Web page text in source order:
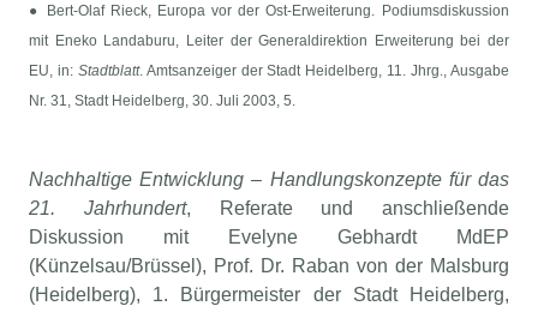
● Bert-Olaf Rieck, Europa vor der Ost-Erweiterung. Podiumsdiskussion
mit Eneko Landaburu, Leiter der Generaldirektion Erweiterung bei der
EU, in:Stadtblatt. Amtsanzeiger der Stadt Heidelberg, 11. Jhrg., Ausgabe
Nr. 31, Stadt Heidelberg, 30. Juli 2003, 5.
Nachhaltige Entwicklung – Handlungskonzepte für das
21. Jahrhundert, Referate und anschließende
Diskussion mit Evelyne Gebhardt MdEP
(Künzelsau/Brüssel), Prof. Dr. Raban von der Malsburg
(Heidelberg), 1. Bürgermeister der Stadt Heidelberg,